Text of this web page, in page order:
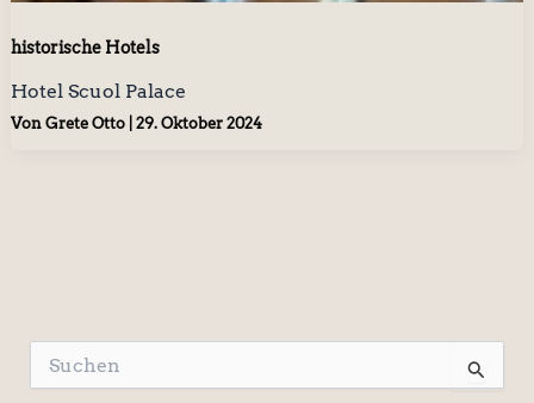
historische Hotels
Hotel Scuol Palace
Von Grete Otto 29. Oktober 2024
u